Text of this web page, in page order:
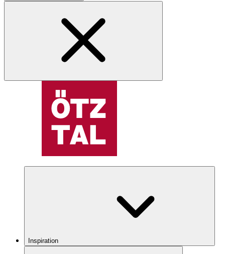
Inspiration